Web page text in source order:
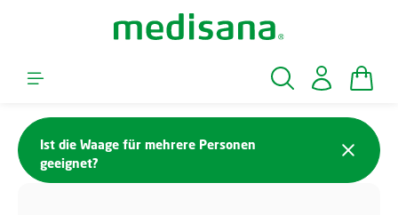
Skip to main content
Ist die Waage für mehrere Personen
geeignet?